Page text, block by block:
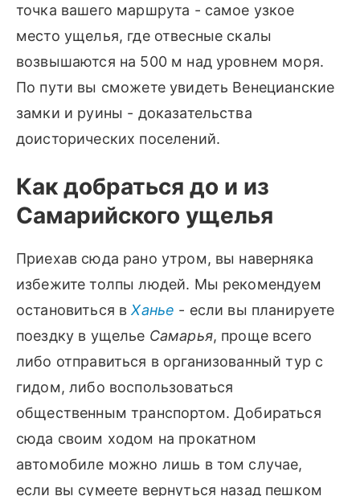
точка вашего маршрута - самое узкое
место ущелья, где отвесные скалы
возвышаются на 500 м над уровнем моря.
По пути вы сможете увидеть Венецианские
замки и руины - доказательства
доисторических поселений.
Как добраться до и из
Самарийского ущелья
Приехав сюда рано утром, вы наверняка
избежите толпы людей. Мы рекомендуем
остановиться вХанье - если вы планируете
поездку в ущелье Самарья, проще всего
либо отправиться в организованный тур с
гидом, либо воспользоваться
общественным транспортом. Добираться
сюда своим ходом на прокатном
автомобиле можно лишь в том случае,
если вы сумеете вернуться назад пешком